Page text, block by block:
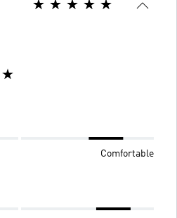
Comfortable